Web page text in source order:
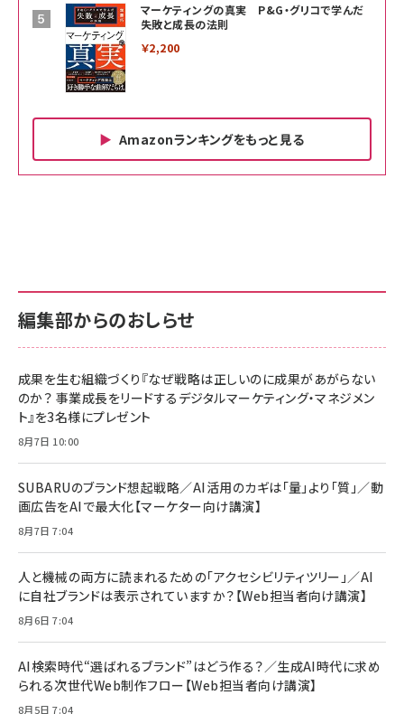
マーケティングの真実 P&G・グリコで学んだ
失敗と成長の法則
￥2,200
Amazonランキングをもっと見る
￥880
anan(アンアン)2026/06/24号 No.2500増刊
スペシャルエディション[王道エンタメの矜持／
￥1,100
anan(アンアン)2026/07/08号 No.2502[2026
￥880
ママ投資家が育休中に１億貯めた株式投資
組織の成果を最大化する ルールのデザイン
￥1,980
Amazonランキングをもっと見る
サポート正規品 メーカー保証5年 KLMEA128G
NIMASO ガラスフィルム iPhone 17 用 保護フィ
すい ガイド枠付き いPhone17 (6.3インチ) 対応
2枚セット DSP25F1698
￥1,599
￥6,980
全ワイヤレスイヤホン/アクティブノイズキャンセリ
技術基準適合】ブラック
￥5,990
ケーブル Anker絡まないケーブル 240W 結束バン
ド付き USB PD対応 シリコン素材採用 iPhone
17 / 16 / 15 / Galaxy iPad Pro MacBook
Pro/Air 各種対応 (1.8m ミッドナイトブラック)
￥1,890
サポート正規品 メーカー保証5年 KLMEA128G
Amazon eギフトカード - Amazonロゴ - クラ
￥5,000
Anker PowerLine III Flow USB-C & USB-C
Pro/Air 各種対応 (1.8m ミッドナイトブラック)
￥1,890
サッポロ 生ビール 黒ラベル 350ml 缶 24本 ビー
ル ケース買い【6/30応募〆切! 黒ラベルビヤセラー
￥4,857
編集部からのおしらせ
成果を生む組織づくり『なぜ戦略は正しいのに成果があがらない
のか？ 事業成長をリードするデジタルマーケティング・マネジメン
ト』を3名様にプレゼント
8月7日 10:00
SUBARUのブランド想起戦略／AI活用のカギは「量」より「質」／動
画広告をAIで最大化【マーケター向け講演】
8月7日 7:04
人と機械の両方に読まれるための「アクセシビリティツリー」／AI
に自社ブランドは表示されていますか？【Web担当者向け講演】
8月6日 7:04
AI検索時代“選ばれるブランド”はどう作る？／生成AI時代に求め
られる次世代Web制作フロー【Web担当者向け講演】
8月5日 7:04